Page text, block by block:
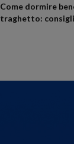
Come dormire
traghetto: